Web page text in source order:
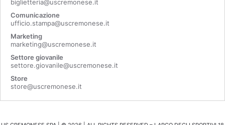
biglietteria@uscremonese.it
Comunicazione
ufficio.stampa@uscremonese.it
Marketing
marketing@uscremonese.it
Settore giovanile
settore.giovanile@uscremonese.it
Store
store@uscremonese.it